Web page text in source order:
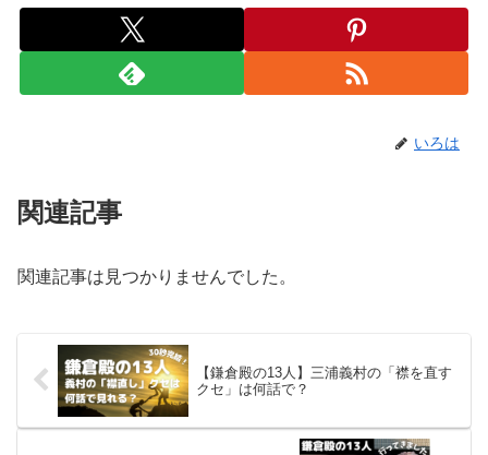
いろは
関連記事
関連記事は見つかりませんでした。
【鎌倉殿の13人】三浦義村の「襟を直す
クセ」は何話で？